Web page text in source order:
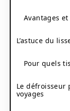
Avantages
L’astuce du
Pour quels
Le défroisseur
voyages